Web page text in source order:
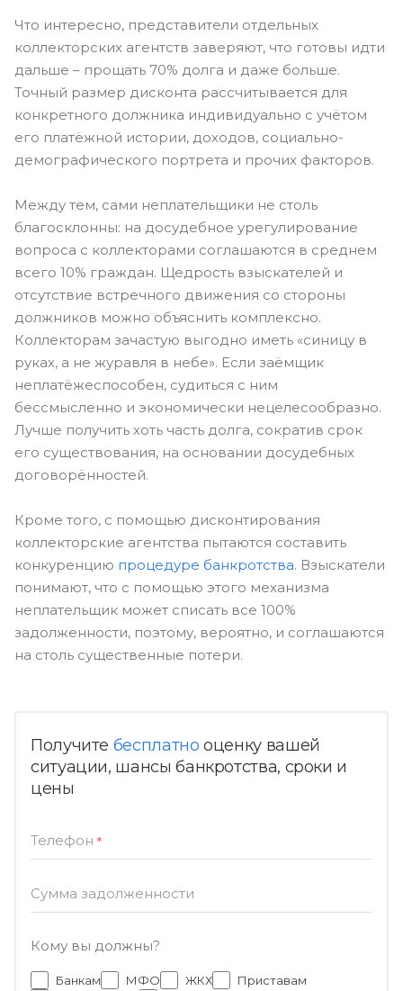
Что интересно, представители отдельных
коллекторских агентств заверяют, что готовы идти
дальше – прощать 70% долга и даже больше.
Точный размер дисконта рассчитывается для
конкретного должника индивидуально с учётом
его платёжной истории, доходов, социально-
демографического портрета и прочих факторов.
Между тем, сами неплательщики не столь
благосклонны: на досудебное урегулирование
вопроса с коллекторами соглашаются в среднем
всего 10% граждан. Щедрость взыскателей и
отсутствие встречного движения со стороны
должников можно объяснить комплексно.
Коллекторам зачастую выгодно иметь «синицу в
руках, а не журавля в небе». Если заёмщик
неплатёжеспособен, судиться с ним
бессмысленно и экономически нецелесообразно.
Лучше получить хоть часть долга, сократив срок
его существования, на основании досудебных
договорённостей.
Кроме того, с помощью дисконтирования
коллекторские агентства пытаются составить
конкуренцию процедуре банкротства. Взыскатели
понимают, что с помощью этого механизма
неплательщик может списать все 100%
задолженности, поэтому, вероятно, и соглашаются
на столь существенные потери.
Получите бесплатно оценку вашей
ситуации, шансы банкротства, сроки и
цены
Телефон *
Сумма задолженности
Кому вы должны?
Банкам МФО ЖКХ
Приставам